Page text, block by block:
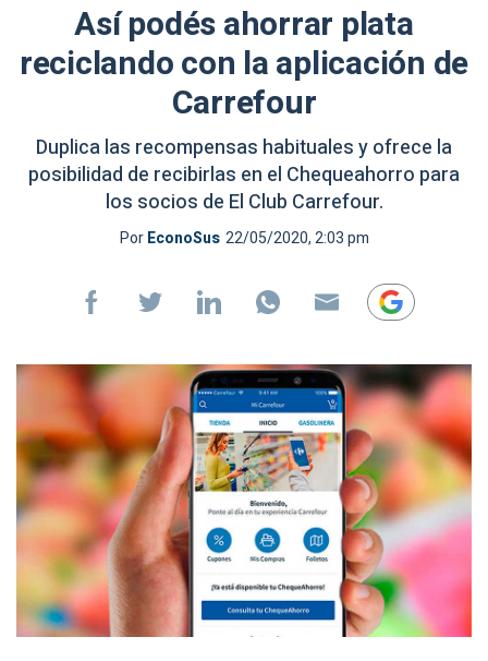
Así podés ahorrar plata
reciclando con la aplicación de
Carrefour
Duplica las recompensas habituales y ofrece la
posibilidad de recibirlas en el Chequeahorro para
los socios de El Club Carrefour.
PorEconoSus 22/05/2020, 2:03 pm